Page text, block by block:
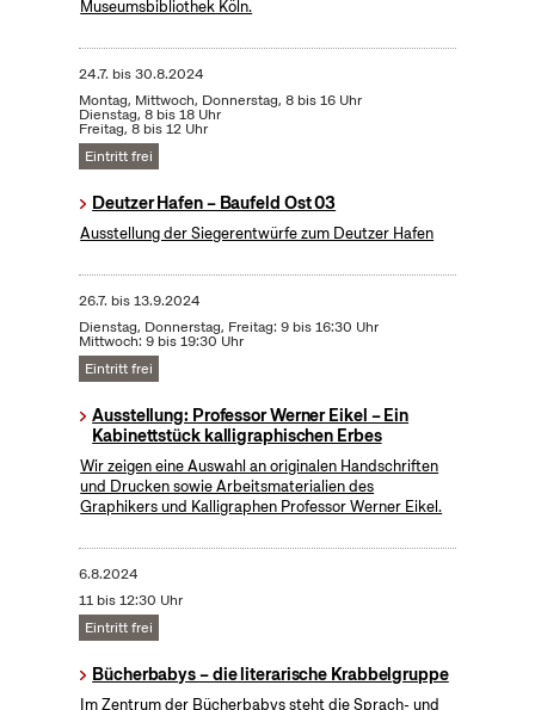
Museumsbibliothek Köln.
24.7. bis30.8.2024
Montag, Mittwoch, Donnerstag, 8 bis 16 Uhr
Dienstag, 8 bis 18 Uhr
Freitag, 8 bis 12 Uhr
Eintritt frei
Deutzer Hafen – Baufeld Ost 03
Ausstellung der Siegerentwürfe zum Deutzer Hafen
26.7. bis13.9.2024
Dienstag, Donnerstag, Freitag: 9 bis 16:30 Uhr
Mittwoch: 9 bis 19:30 Uhr
Eintritt frei
Ausstellung: Professor Werner Eikel – Ein
Kabinettstück kalligraphischen Erbes
Wir zeigen eine Auswahl an originalen Handschriften
und Drucken sowie Arbeitsmaterialien des
Graphikers und Kalligraphen Professor Werner Eikel.
6.8.2024
11 bis 12:30 Uhr
Eintritt frei
Bücherbabys – die literarische Krabbelgruppe
Im Zentrum der Bücherbabys steht die Sprach- und